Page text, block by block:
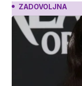
ZADOVOLJNA